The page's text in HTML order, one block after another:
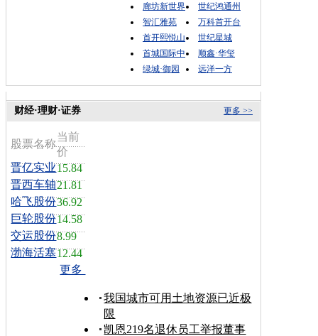
廊坊新世界
世纪鸿通州
智汇雅苑
万科首开台
首开熙悦山
世纪星城
首城国际中
顺鑫·华玺
绿城·御园
远洋一方
更多 >>
财经·理财·证券
股票名称
当前
价
晋亿实业15.84
晋西车轴21.81
哈飞股份36.92
巨轮股份14.58
交运股份8.99
渤海活塞12.44
更多
我国城市可用土地资源已近极
限
凯恩219名退休员工举报董事